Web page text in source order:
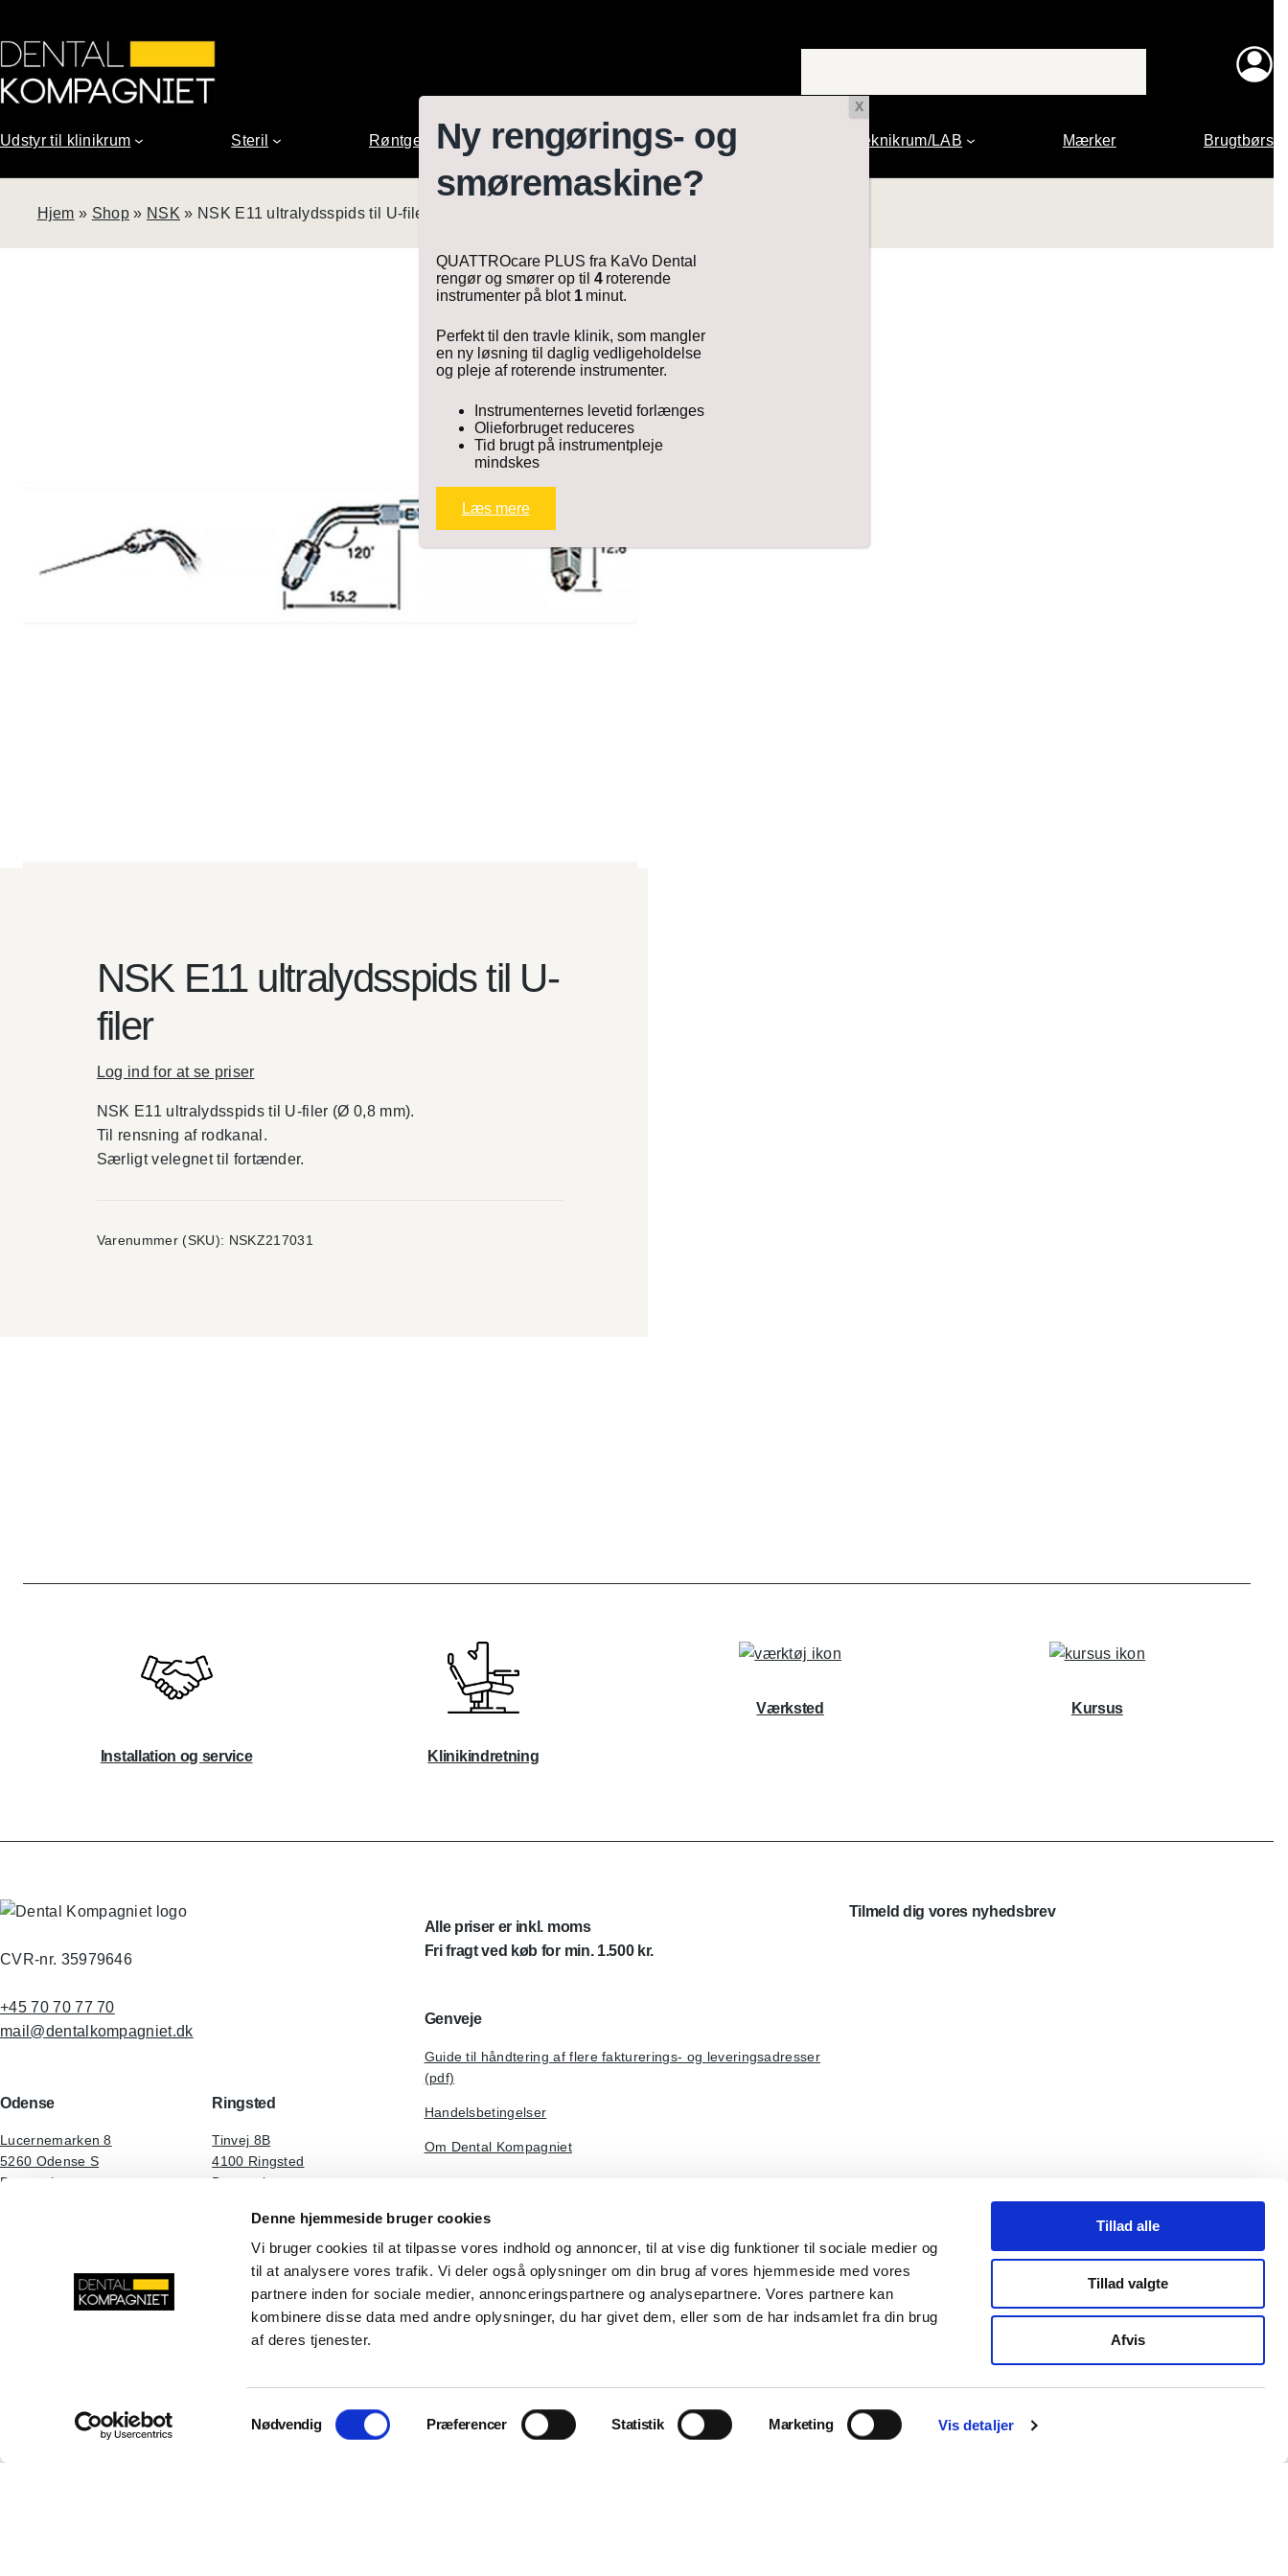
Denne hjemmeside bruger cookies
Vi bruger cookies til at tilpasse vores indhold og annoncer, til at vise dig funktioner til sociale medier og
til at analysere vores trafik. Vi deler også oplysninger om din brug af vores hjemmeside med vores
partnere inden for sociale medier, annonceringspartnere og analysepartnere. Vores partnere kan
kombinere disse data med andre oplysninger, du har givet dem, eller som de har indsamlet fra din brug
af deres tjenester.
Samtykkevalg
Nødvendig Præferencer Statistik Marketing Vis detaljer
Tillad alle
Tillad valgte
Afvis
indhold
Udstyr til klinikrum Steril Røntgen Småudstyr Kirurgi Teknikrum/LAB Mærker Brugtbørs
Hjem » Shop » NSK » NSK E11 ultralydsspids til U-filer
NSK E11 ultralydsspids til U-
filer
Log ind for at se priser
NSK E11 ultralydsspids til U-filer (Ø 0,8 mm).
Til rensning af rodkanal.
Særligt velegnet til fortænder.
Varenummer (SKU): NSKZ217031
Installation og service Klinikindretning
Værksted Kursus
CVR-nr. 35979646
+45 70 70 77 70
mail@dentalkompagniet.dk
Odense
Lucernemarken 8
5260 Odense S
Danmark
Ringsted
Tinvej 8B
4100 Ringsted
Danmark
Alle priser er inkl. moms
Fri fragt ved køb for min. 1.500 kr.
Genveje
Guide til håndtering af flere fakturerings- og leveringsadresser
(pdf)
Handelsbetingelser
Om Dental Kompagniet
Tilmeld dig vores nyhedsbrev
Ny rengørings- og
smøremaskine?
QUATTROcare PLUS fra KaVo Dental
rengør og smører op til 4roterende
instrumenter på blot 1minut.
Perfekt til den travle klinik, som mangler
en ny løsning til daglig vedligeholdelse
og pleje af roterende instrumenter.
Instrumenternes levetid forlænges
Olieforbruget reduceres
Tid brugt på instrumentpleje
mindskes
Læs mere
X